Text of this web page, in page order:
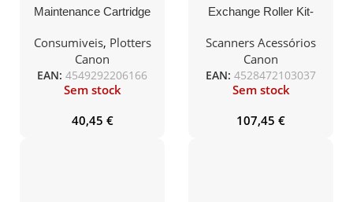
Maintenance Cartridge
Consumiveis, Plotters
Canon
EAN: 4549292206166
Sem stock
40,45 €
Exchange Roller Kit-
DR6050/7550/9050C
Scanners Acessórios
Canon
EAN: 4528472103037
Sem stock
107,45 €